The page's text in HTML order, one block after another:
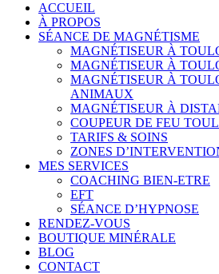
ACCUEIL
À PROPOS
SÉANCE DE MAGNÉTISME
MAGNÉTISEUR À
MAGNÉTISEUR À
MAGNÉTISEUR À
ANIMAUX
MAGNÉTISEUR À
COUPEUR DE FEU
TARIFS & SOINS
ZONES
MES SERVICES
COACHING BIEN-ETRE
EFT
SÉANCE D’HYPNOSE
RENDEZ-VOUS
BOUTIQUE MINÉRALE
BLOG
CONTACT